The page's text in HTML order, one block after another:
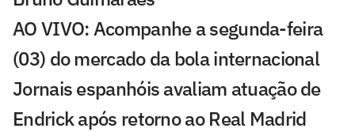
AO VIVO: Acompanhe a segunda-feira
(03) do mercado da bola internacional
Jornais espanhóis avaliam atuação de
Endrick após retorno ao Real Madrid